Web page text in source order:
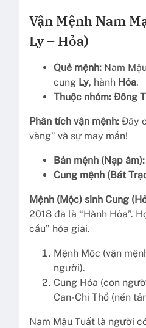
Vận Mệnh Nam
Ly – Hỏa)
Quẻ mệnh: Nam
cung Ly, hành Hỏa.
Thuộc nhóm: Đông
Phân tích vận mệnh: Đây
vàng” và sự may mắn!
Bản mệnh (Nạp âm):
Cung mệnh (Bát
Mệnh (Mộc) sinh Cung
2018 đã là “Hành Hỏa”.
cầu” hóa giải.
Mệnh Mộc (vận
người).
Cung Hỏa (con
Can-Chi Thổ (nền
Nam Mậu Tuất là người